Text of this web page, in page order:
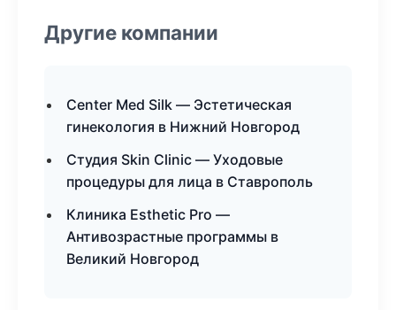
Другие компании
Center Med Silk — Эстетическая
гинекология в Нижний Новгород
Студия Skin Clinic — Уходовые
процедуры для лица в Ставрополь
Клиника Esthetic Pro —
Антивозрастные программы в
Великий Новгород